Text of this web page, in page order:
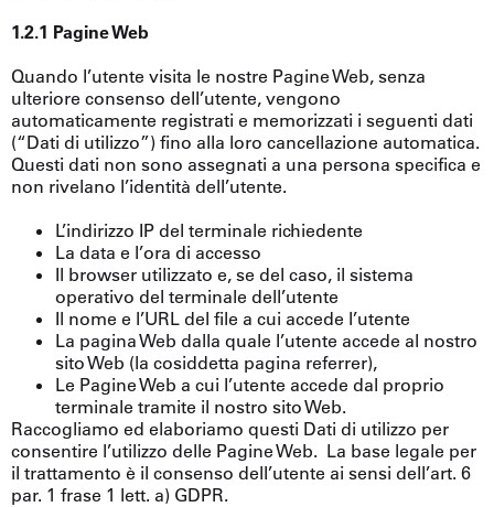
1.2.1 Pagine Web
Quando l’utente visita le nostre Pagine Web, senza
ulteriore consenso dell’utente, vengono
automaticamente registrati e memorizzati i seguenti dati
(“Dati di utilizzo”) fino alla loro cancellazione automatica.
Questi dati non sono assegnati a una persona specifica e
non rivelano l’identità dell’utente.
L’indirizzo IP del terminale richiedente
La data e l’ora di accesso
Il browser utilizzato e, se del caso, il sistema
operativo del terminale dell’utente
Il nome e l’URL del file a cui accede l’utente
La pagina Web dalla quale l’utente accede al nostro
sito Web (la cosiddetta pagina referrer),
Le Pagine Web a cui l’utente accede dal proprio
terminale tramite il nostro sito Web.
Raccogliamo ed elaboriamo questi Dati di utilizzo per
consentire l’utilizzo delle Pagine Web. La base legale per
il trattamento è il consenso dell’utente ai sensi dell’art. 6
par. 1 frase 1 lett. a) GDPR.